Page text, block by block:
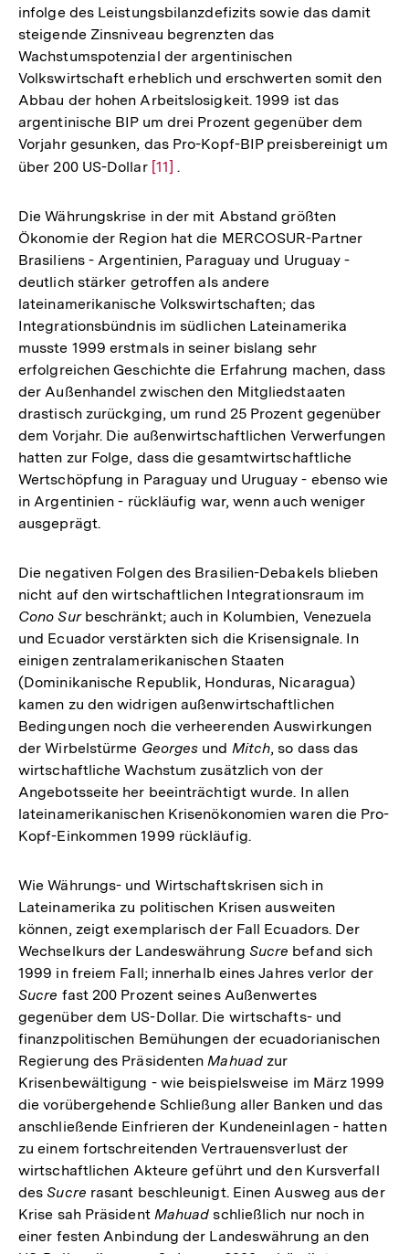
infolge des Leistungsbilanzdefizits sowie das damit
steigende Zinsniveau begrenzten das
Wachstumspotenzial der argentinischen
Volkswirtschaft erheblich und erschwerten somit den
Abbau der hohen Arbeitslosigkeit. 1999 ist das
argentinische BIP um drei Prozent gegenüber dem
Vorjahr gesunken, das Pro-Kopf-BIP preisbereinigt um
über 200 US-Dollar Zur
der
Fußnote
[11] .
Die Währungskrise in der mit Abstand größten
Ökonomie der Region hat die MERCOSUR-Partner
Brasiliens - Argentinien, Paraguay und Uruguay -
deutlich stärker getroffen als andere
lateinamerikanische Volkswirtschaften; das
Integrationsbündnis im südlichen Lateinamerika
musste 1999 erstmals in seiner bislang sehr
erfolgreichen Geschichte die Erfahrung machen, dass
der Außenhandel zwischen den Mitgliedstaaten
drastisch zurückging, um rund 25 Prozent gegenüber
dem Vorjahr. Die außenwirtschaftlichen Verwerfungen
hatten zur Folge, dass die gesamtwirtschaftliche
Wertschöpfung in Paraguay und Uruguay - ebenso wie
in Argentinien - rückläufig war, wenn auch weniger
ausgeprägt.
Die negativen Folgen des Brasilien-Debakels blieben
nicht auf den wirtschaftlichen Integrationsraum im
Cono Surbeschränkt; auch in Kolumbien, Venezuela
und Ecuador verstärkten sich die Krisensignale. In
einigen zentralamerikanischen Staaten
(Dominikanische Republik, Honduras, Nicaragua)
kamen zu den widrigen außenwirtschaftlichen
Bedingungen noch die verheerenden Auswirkungen
der Wirbelstürme Georges und Mitch, so dass das
wirtschaftliche Wachstum zusätzlich von der
Angebotsseite her beeinträchtigt wurde. In allen
lateinamerikanischen Krisenökonomien waren die Pro-
Kopf-Einkommen 1999 rückläufig.
Wie Währungs- und Wirtschaftskrisen sich in
Lateinamerika zu politischen Krisen ausweiten
können, zeigt exemplarisch der Fall Ecuadors. Der
Wechselkurs der Landeswährung Sucre befand sich
1999 in freiem Fall; innerhalb eines Jahres verlor der
Sucre fast 200 Prozent seines Außenwertes
gegenüber dem US-Dollar. Die wirtschafts- und
finanzpolitischen Bemühungen der ecuadorianischen
Regierung des Präsidenten Mahuad zur
Krisenbewältigung - wie beispielsweise im März 1999
die vorübergehende Schließung aller Banken und das
anschließende Einfrieren der Kundeneinlagen - hatten
zu einem fortschreitenden Vertrauensverlust der
wirtschaftlichen Akteure geführt und den Kursverfall
desSucre rasant beschleunigt. Einen Ausweg aus der
Krise sah Präsident Mahuad schließlich nur noch in
einer festen Anbindung der Landeswährung an den